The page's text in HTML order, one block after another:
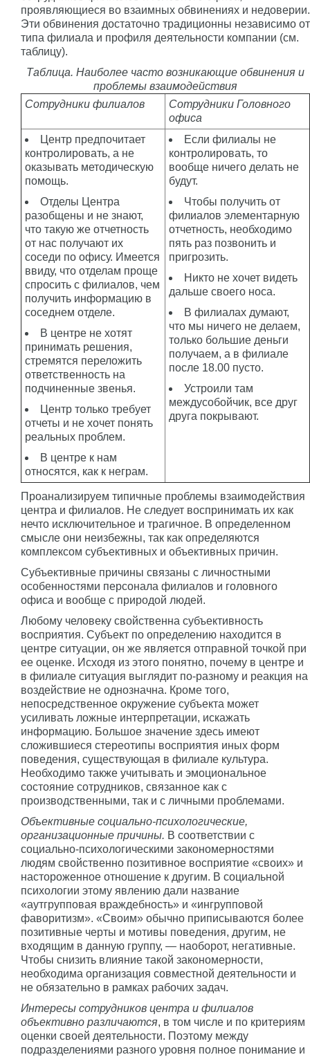
проявляющиеся во взаимных обвинениях и недоверии.
Эти обвинения достаточно традиционны независимо от
типа филиала и профиля деятельности компании (см.
таблицу).
Таблица. Наиболее часто возникающие обвинения и
проблемы взаимодействия
Сотрудники филиалов
Сотрудники Головного
офиса
Центр предпочитает
контролировать, а не
оказывать методическую
помощь.
Отделы Центра
разобщены и не знают,
что такую же отчетность
от нас получают их
соседи по офису. Имеется
ввиду, что отделам проще
спросить с филиалов, чем
получить информацию в
соседнем отделе.
В центре не хотят
принимать решения,
стремятся переложить
ответственность на
подчиненные звенья.
Центр только требует
отчеты и не хочет понять
реальных проблем.
В центре к нам
относятся, как к неграм.
Если филиалы не
контролировать, то
вообще ничего делать не
будут.
Чтобы получить от
филиалов элементарную
отчетность, необходимо
пять раз позвонить и
пригрозить.
Никто не хочет видеть
дальше своего носа.
В филиалах думают,
что мы ничего не делаем,
только большие деньги
получаем, а в филиале
после 18.00 пусто.
Устроили там
междусобойчик, все друг
друга покрывают.
Проанализируем типичные проблемы взаимодействия
центра и филиалов. Не следует воспринимать их как
нечто исключительное и трагичное. В определенном
смысле они неизбежны, так как определяются
комплексом субъективных и объективных причин.
Субъективные причины связаны с личностными
особенностями персонала филиалов и головного
офиса и вообще с природой людей.
Любому человеку свойственна субъективность
восприятия. Субъект по определению находится в
центре ситуации, он же является отправной точкой при
ее оценке. Исходя из этого понятно, почему в центре и
в филиале ситуация выглядит по-разному и реакция на
воздействие не однозначна. Кроме того,
непосредственное окружение субъекта может
усиливать ложные интерпретации, искажать
информацию. Большое значение здесь имеют
сложившиеся стереотипы восприятия иных форм
поведения, существующая в филиале культура.
Необходимо также учитывать и эмоциональное
состояние сотрудников, связанное как с
производственными, так и с личными проблемами.
Объективные социально-психологические,
организационные причины. В соответствии с
социально-психологическими закономерностями
людям свойственно позитивное восприятие «своих» и
настороженное отношение к другим. В социальной
психологии этому явлению дали название
«аутгрупповая враждебность» и «ингрупповой
фаворитизм». «Своим» обычно приписываются более
позитивные черты и мотивы поведения, другим, не
входящим в данную группу, — наоборот, негативные.
Чтобы снизить влияние такой закономерности,
необходима организация совместной деятельности и
не обязательно в рамках рабочих задач.
Интересы сотрудников центра и филиалов
объективно различаются, в том числе и по критериям
оценки своей деятельности. Поэтому между
подразделениями разного уровня полное понимание и